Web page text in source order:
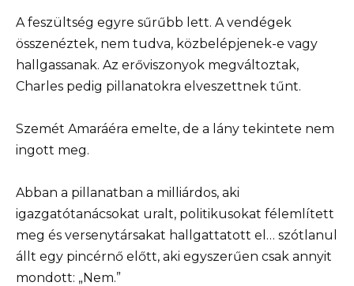
A feszültség egyre sűrűbb lett. A vendégek
összenéztek, nem tudva, közbelépjenek-e vagy
hallgassanak. Az erőviszonyok megváltoztak,
Charles pedig pillanatokra elveszettnek tűnt.
Szemét Amaráéra emelte, de a lány tekintete nem
ingott meg.
Abban a pillanatban a milliárdos, aki
igazgatótanácsokat uralt, politikusokat félemlített
meg és versenytársakat hallgattatott el… szótlanul
állt egy pincérnő előtt, aki egyszerűen csak annyit
mondott: „Nem.”